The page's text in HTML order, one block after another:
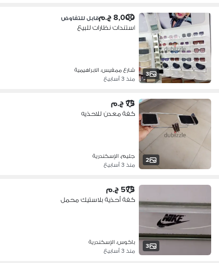
3
8,000 ج.م قابل للتفاوض
استندات نظارات للبيع
شارع ممفيس، الابراهيمية
منذ 3 أسابيع
2
75 ج.م
كفة معدن للاحذيه
جليم، الإسكندرية
منذ 3 أسابيع
3
575 ج.م
كفة أحذية بلاستيك محمل
باكوس، الإسكندرية
منذ 3 أسابيع